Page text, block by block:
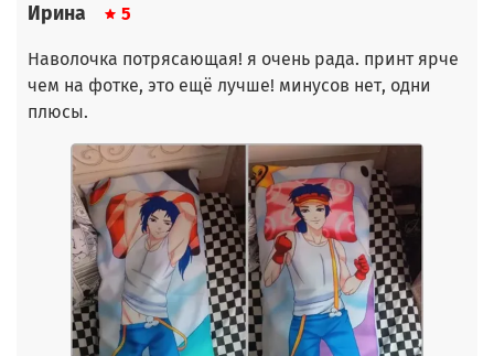
Ирина 5
Наволочка потрясающая! я очень рада. принт ярче
чем на фотке, это ещё лучше! минусов нет, одни
плюсы.